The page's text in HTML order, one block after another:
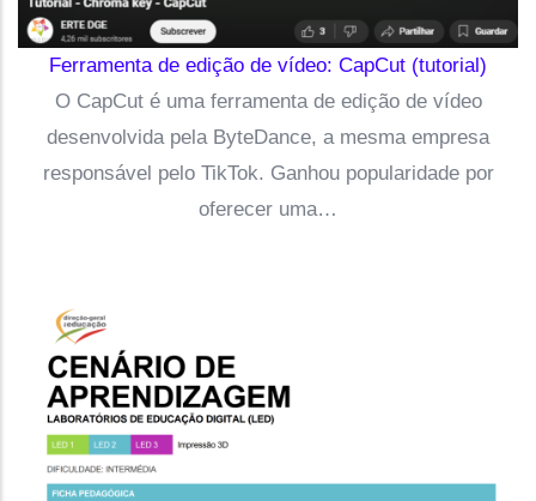
Ferramenta de edição de vídeo: CapCut (tutorial)
O CapCut é uma ferramenta de edição de vídeo
desenvolvida pela ByteDance, a mesma empresa
responsável pelo TikTok. Ganhou popularidade por
oferecer uma…